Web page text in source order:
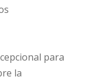
para
la